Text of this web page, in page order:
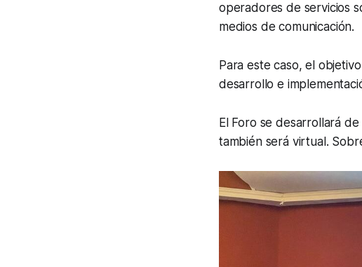
operadores de servicios
medios de comunicación.
Para este caso, el
desarrollo e
El Foro se desarrollará
también será virtual.